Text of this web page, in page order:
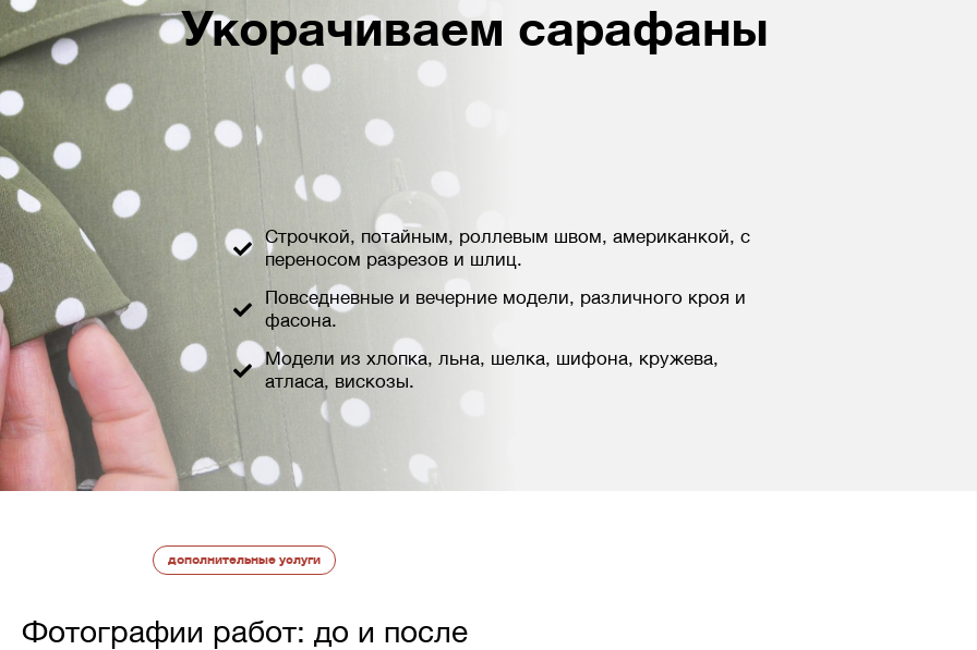
Укорачиваем сарафаны
Строчкой, потайным, роллевым швом, американкой, с
переносом разрезов и шлиц.
Повседневные и вечерние модели, различного кроя и
фасона.
Модели из хлопка, льна, шелка, шифона, кружева,
атласа, вискозы.
дополнительные услуги
Фотографии работ: до и после